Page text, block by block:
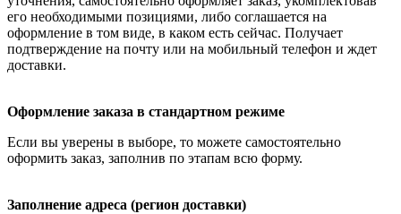
его необходимыми позициями, либо соглашается на
оформление в том виде, в каком есть сейчас. Получает
подтверждение на почту или на мобильный телефон и ждет
доставки.
Оформление заказа в стандартном режиме
Если вы уверены в выборе, то можете самостоятельно
оформить заказ, заполнив по этапам всю форму.
Заполнение адреса (регион доставки)